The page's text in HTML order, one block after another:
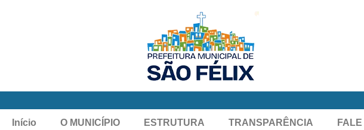
Início O MUNICÍPIO ESTRUTURA TRANSPARÊNCIA